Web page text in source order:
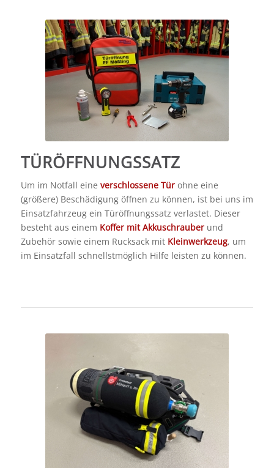
TÜRÖFFNUNGSSATZ
Um im Notfall eine verschlossene Türohne eine
(größere) Beschädigung öffnen zu können, ist bei uns im
Einsatzfahrzeug ein Türöffnungssatz verlastet. Dieser
besteht aus einem Koffer mit Akkuschrauberund
Zubehör sowie einem Rucksack mit Kleinwerkzeug, um
im Einsatzfall schnellstmöglich Hilfe leisten zu können.